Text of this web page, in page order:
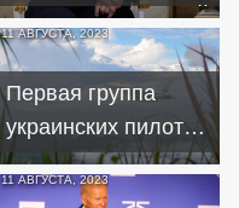
разрыва отношений
с Западом
11 АВГУСТА, 2023
Первая группа
украинских пилотов
завершит обучение
на F-16 через год –
11 АВГУСТА, 2023